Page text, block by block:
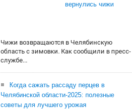
вернулись чижи
Чижи возвращаются в Челябинскую
область с зимовки. Как сообщили в пресс-
службе...
Когда сажать рассаду перцев в
Челябинской области-2025: полезные
советы для лучшего урожая